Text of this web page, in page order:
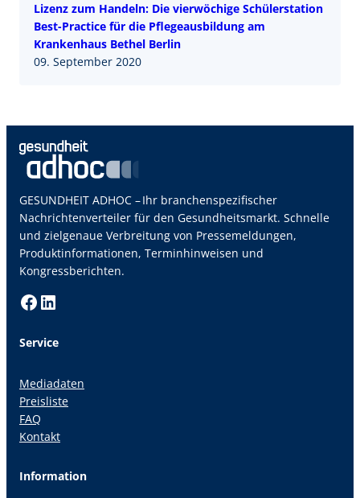
Lizenz zum Handeln: Die vierwöchige Schülerstation
Best-Practice für die Pflegeausbildung am
Krankenhaus Bethel Berlin
09. September 2020
GESUNDHEIT ADHOC – Ihr branchenspezifischer
Nachrichtenverteiler für den Gesundheitsmarkt. Schnelle
und zielgenaue Verbreitung von Pressemeldungen,
Produktinformationen, Terminhinweisen und
Kongressberichten.
Facebook LinkedIn
Service
Mediadaten
Preisliste
FAQ
Kontakt
Information